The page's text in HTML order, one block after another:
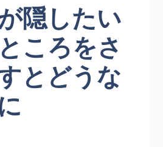
隠したい
ころをさ
とどうな